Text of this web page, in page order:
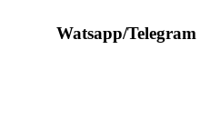
Telegram